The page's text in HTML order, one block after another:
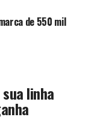
de 550 mil
linha